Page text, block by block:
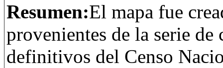
Resumen:El mapa fue
provenientes de la serie
definitivos del Censo